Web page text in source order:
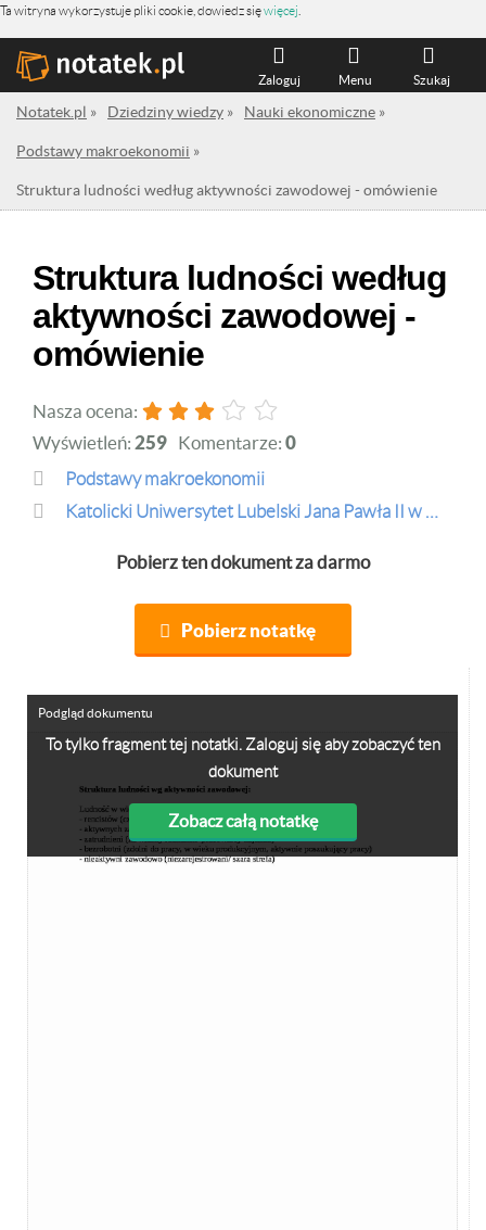
Ta witryna wykorzystuje pliki cookie, dowiedz sięwięcej
Szukaj
Menu
Zaloguj
Notatek.pl » Dziedziny wiedzy » Nauki ekonomiczne »
Podstawy makroekonomii »
Struktura ludności według aktywności zawodowej - omówienie
Struktura ludności według
aktywności zawodowej -
omówienie
Nasza ocena:
Wyświetleń: 259 Komentarze: 0
Podstawy makroekonomii
Katolicki Uniwersytet Lubelski Jana Pawła II w Lublinie
Pobierz ten dokument za darmo
Pobierz notatkę
To tylko fragment tej notatki. Zaloguj się aby zobaczyć ten
dokument
Zobacz całą notatkę
Podgląd dokumentu